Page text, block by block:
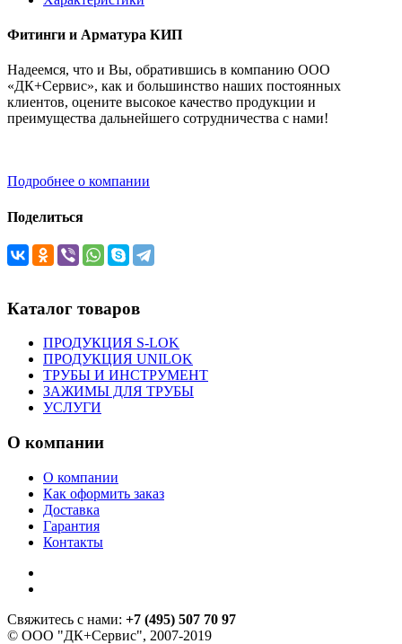
Фитинги и Арматура КИП
Надеемся, что и Вы, обратившись в компанию ООО
«ДК+Сервис», как и большинство наших постоянных
клиентов, оцените высокое качество продукции и
преимущества дальнейшего сотрудничества с нами!
Подробнее о компании
Поделиться
Каталог товаров
ПРОДУКЦИЯ S-LOK
ПРОДУКЦИЯ UNILOK
ТРУБЫ И ИНСТРУМЕНТ
ЗАЖИМЫ ДЛЯ ТРУБЫ
УСЛУГИ
О компании
О компании
Как оформить заказ
Доставка
Гарантия
Контакты
Свяжитесь с нами: +7 (495) 507 70 97
© ООО "ДК+Сервис", 2007-2019